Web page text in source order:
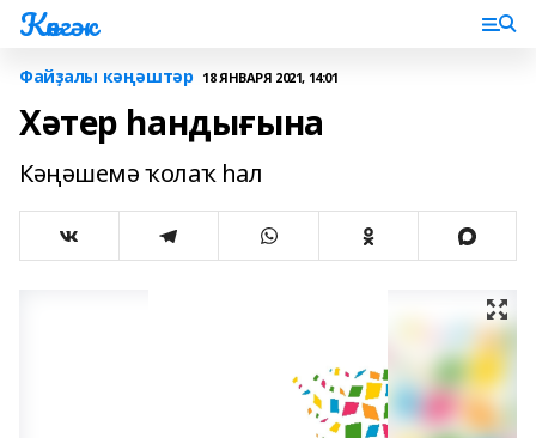
Көнгәк
Файҙалы кәңәштәр 18 ЯНВАРЯ 2021, 14:01
Хәтер һандығына
Кәңәшемә ҡолаҡ һал